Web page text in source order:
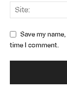
Save my
time I comment.